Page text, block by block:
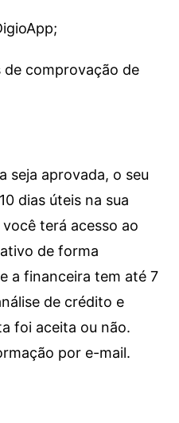
de comprovação de
seja aprovada, o seu
dias úteis na sua
terá acesso ao
de forma
a financeira tem até 7
de crédito e
foi aceita ou não.
por e-mail.